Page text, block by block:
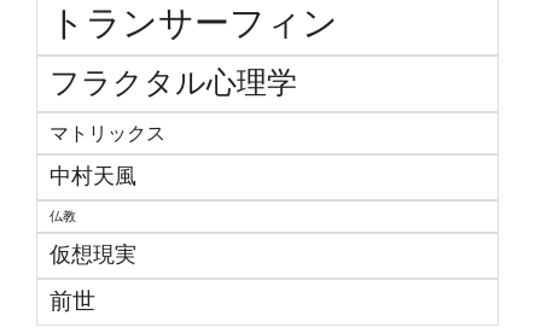
トランサーフィン
フラクタル心理学
マトリックス
中村天風
仏教
仮想現実
前世